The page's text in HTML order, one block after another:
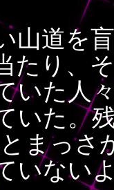
山道を
たり、
いた人
いた。
まっさ
いない